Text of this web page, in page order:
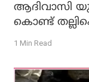
ആദിവാസി
കൊണ്ട്
1 Min Read